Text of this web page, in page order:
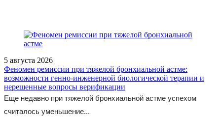
5 августа 2026
Феномен ремиссии при тяжелой бронхиальной астме:
возможности генно-инженерной биологической терапии и
нерешенные вопросы верификации
Еще недавно при тяжелой бронхиальной астме успехом
считалось уменьшение...